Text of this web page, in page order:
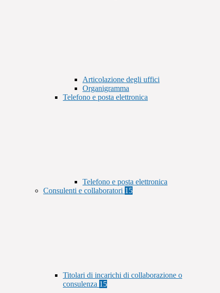
Articolazione degli uffici
Organigramma
Telefono e posta elettronica
Telefono e posta elettronica
Consulenti e collaboratori 15
Titolari di incarichi di collaborazione o
consulenza 15